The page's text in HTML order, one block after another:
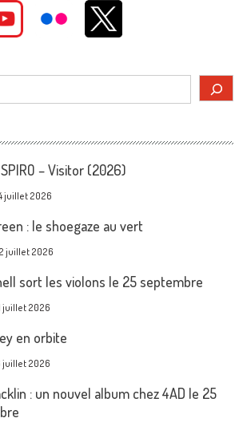
– Visitor (2026)
juillet 2026
: le shoegaze au vert
juillet 2026
sort les violons le 25 septembre
juillet 2026
en orbite
juillet 2026
: un nouvel album chez 4AD le 25